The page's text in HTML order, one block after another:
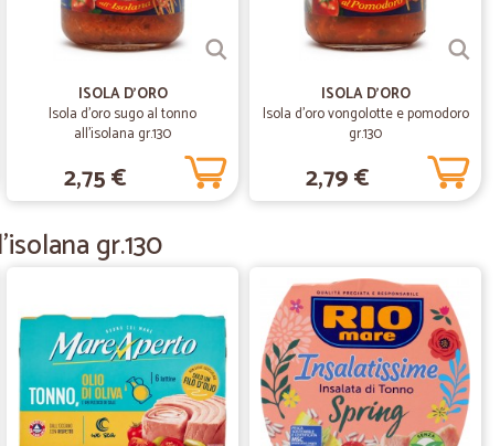
19/03/2021
virtù quando sei in quarantena... Ho ordinato venerdì e
Ho acquistato tutti i generi:carne, mozzarelle,
casa, acqua di tutto..
18/02/2021
03/08/2020
D.
Ho messo 4 stelle solo perché ho provato per
risposta.
ISOLA D'ORO
Isola d'oro sugo al tonno
all'isolana gr.130
2,75 €
ISOLA D'ORO
Isola d'oro vongolotte e pomodoro
gr.130
2,79 €
gr.130